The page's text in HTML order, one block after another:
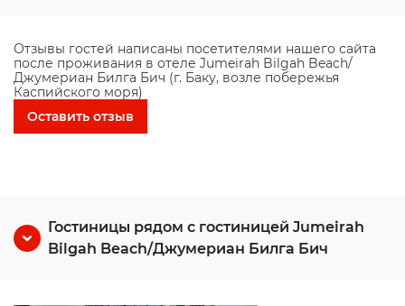
Отзывы гостей написаны посетителями нашего сайта
после проживания в отеле Jumeirah Bilgah Beach/
Джумериан Билга Бич (г. Баку, возле побережья
Каспийского моря)
Оставить отзыв
Гостиницы рядом с гостиницей Jumeirah
Bilgah Beach/Джумериан Билга Бич